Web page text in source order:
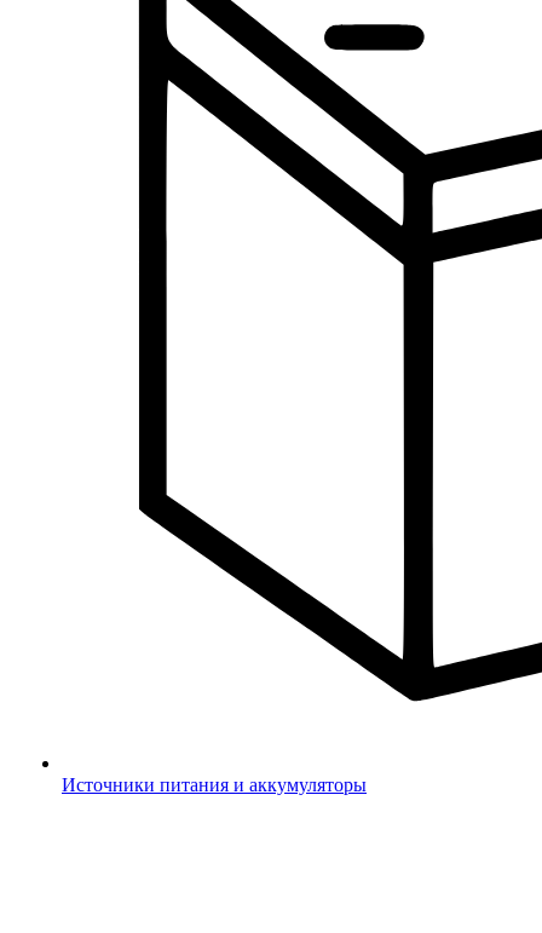
Источники питания и аккумуляторы